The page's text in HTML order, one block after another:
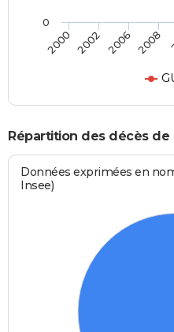
2000 2002 2006 2008
0
Répartition des décès de
Données exprimées en
Insee)